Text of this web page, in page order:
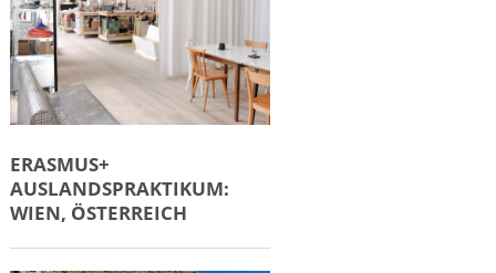
ERASMUS+
AUSLANDSPRAKTIKUM:
WIEN, ÖSTERREICH